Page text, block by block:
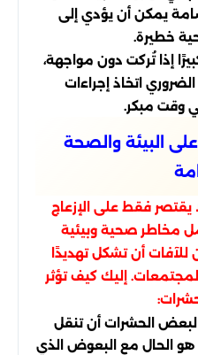
يمكن أن يؤدي إلى
خطيرة.
إذا تُركت دون مواجهة،
اتخاذ إجراءات
وقت مبكر.
البيئة والصحة
يقتصر فقط على الإزعاج
مخاطر صحية وبيئية
أن تشكل تهديدًا
إليك كيف تؤثر
الحشرات أن تنقل
الحال مع البعوض الذي